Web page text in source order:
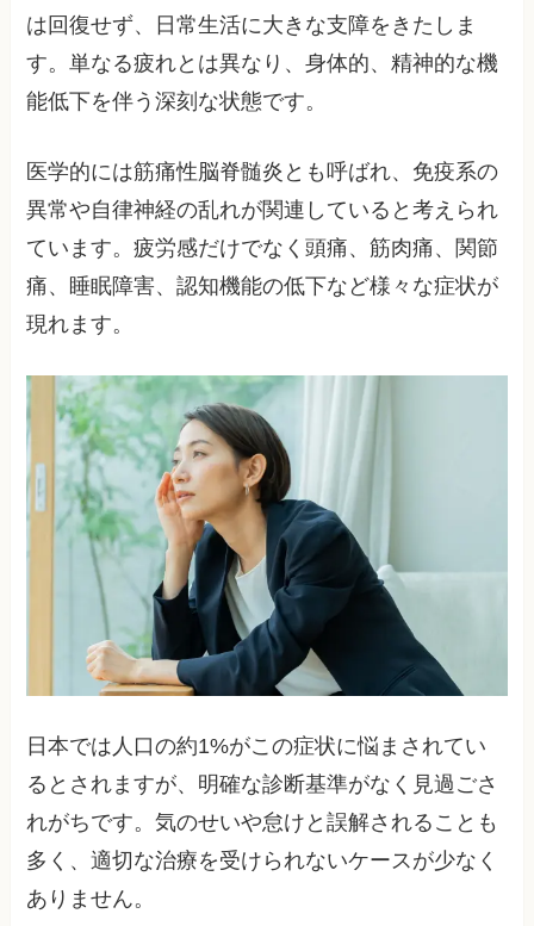
は回復せず、日常生活に大きな支障をきたしま
す。単なる疲れとは異なり、身体的、精神的な機
能低下を伴う深刻な状態です。
医学的には筋痛性脳脊髄炎とも呼ばれ、免疫系の
異常や自律神経の乱れが関連していると考えられ
ています。疲労感だけでなく頭痛、筋肉痛、関節
痛、睡眠障害、認知機能の低下など様々な症状が
現れます。
日本では人口の約1%がこの症状に悩まされてい
るとされますが、明確な診断基準がなく見過ごさ
れがちです。気のせいや怠けと誤解されることも
多く、適切な治療を受けられないケースが少なく
ありません。